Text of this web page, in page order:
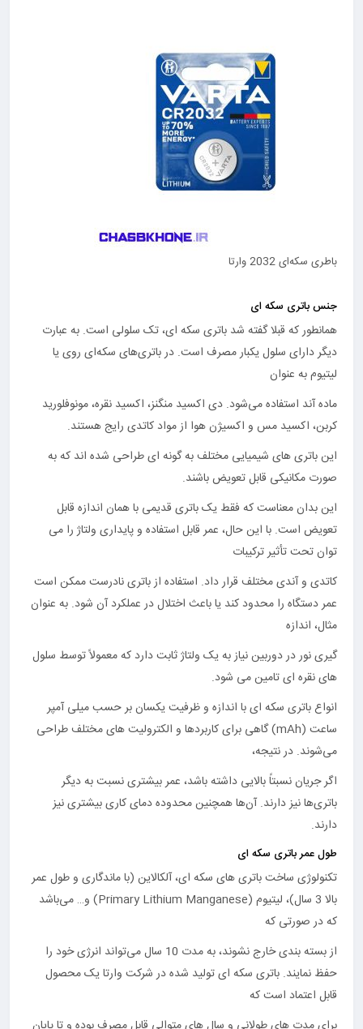
باطری سکه‌ای 2032 وارتا
جنس باتری‌ سکه‌ ای
همانطور که قبلا گفته شد باتری سکه ای، تک سلولی است. به عبارت
دیگر دارای سلول یکبار مصرف است. در باتری‌های سکه‌ای روی یا
لیتیوم به عنوان
ماده آند استفاده می‌شود. دی اکسید منگنز، اکسید نقره، مونوفلورید
کربن، اکسید مس و اکسیژن هوا از مواد کاتدی رایج هستند.
این باتری های شیمیایی مختلف به گونه ای طراحی شده اند که به
صورت مکانیکی قابل تعویض باشند.
این بدان معناست که فقط یک باتری قدیمی با همان اندازه قابل
تعویض است. با این حال، عمر قابل استفاده و پایداری ولتاژ را می
توان تحت تأثیر ترکیبات
کاتدی و آندی مختلف قرار داد. استفاده از باتری نادرست ممکن است
عمر دستگاه را محدود کند یا باعث اختلال در عملکرد آن شود. به عنوان
مثال، اندازه
گیری نور در دوربین نیاز به یک ولتاژ ثابت دارد که معمولاً توسط سلول
های نقره ای تامین می شود.
انواع باتری سکه ای با اندازه و ظرفیت یکسان بر حسب میلی آمپر
ساعت (mAh) گاهی برای کاربردها و الکترولیت های مختلف طراحی
می‌شوند. در نتیجه،
اگر جریان نسبتاً بالایی داشته باشد، عمر بیشتری نسبت به دیگر
باتری‌ها نیز دارند. آن‌ها همچنین محدوده دمای کاری بیشتری نیز
دارند.
طول عمر باتری سکه ای
تکنولوژی ساخت باتری های سکه ای، آلکالاین (با ماندگاری و طول عمر
بالا 3 سال)، لیتیوم (Primary Lithium Manganese) و… می‌باشد
که در صورتی که
از بسته بندی خارج نشوند، به مدت 10 سال می‌تواند انرژی خود را
حفظ نمایند. باتری سکه ای تولید شده در شرکت وارتا یک محصول
قابل اعتماد است که